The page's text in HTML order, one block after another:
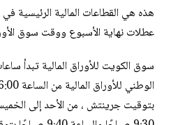
هذه هي القطاعات المالية الرئيسية
عطلات نهاية الأسبوع ووقت سوق
سوق الكويت للأوراق المالية تبدأ
بتوقيت جرينتش ، من الأحد إلى